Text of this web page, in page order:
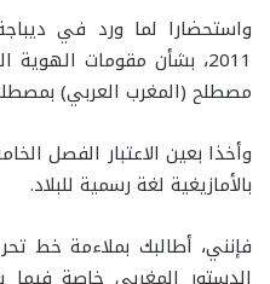
واستحضارا لما ورد في
2011، بشأن مقومات
مصطلح (المغرب العربي)
وأخذا بعين الاعتبار الفصل
بالأمازيغية لغة رسمية للبلاد.
فإنني، أطالبك بملاءمة خط